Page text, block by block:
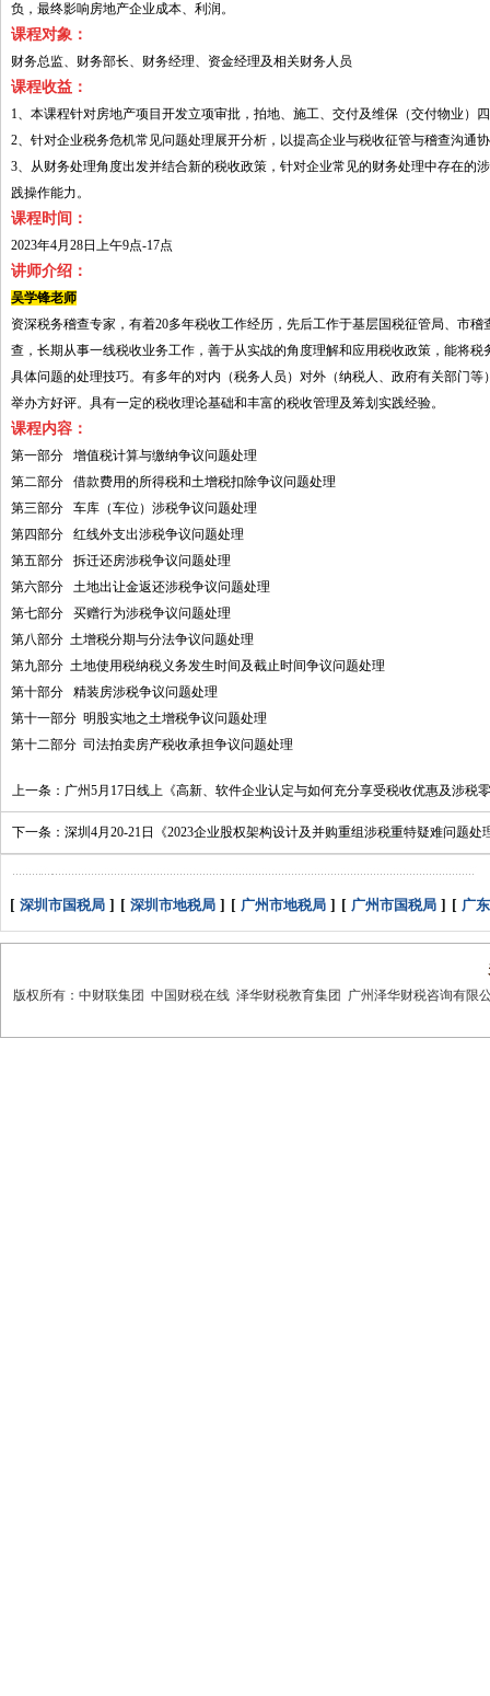
负，最终影响房地产企业成本、利润。
课程对象：
财务总监、财务部长、财务经理、资金经理及相关财务人员
课程收益：
1、本课程针对房地产项目开发立项审批，拍地、施工、交付及维保（交付物业）
2、针对企业税务危机常见问题处理展开分析，以提高企业与税收征管与稽查沟通
3、从财务处理角度出发并结合新的税收政策，针对企业常见的财务处理中存在的
践操作能力。
课程时间：
2023年4月28日上午9点-17点
讲师介绍：
吴学锋老师
资深税务稽查专家，有着20多年税收工作经历，先后工作于基层国税征管局、市
查，长期从事一线税收业务工作，善于从实战的角度理解和应用税收政策，能将
具体问题的处理技巧。有多年的对内（税务人员）对外（纳税人、政府有关部门
举办方好评。具有一定的税收理论基础和丰富的税收管理及筹划实践经验。
课程内容：
第一部分 增值税计算与缴纳争议问题处理
第二部分 借款费用的所得税和土增税扣除争议问题处理
第三部分 车库（车位）涉税争议问题处理
第四部分 红线外支出涉税争议问题处理
第五部分 拆迁还房涉税争议问题处理
第六部分 土地出让金返还涉税争议问题处理
第七部分 买赠行为涉税争议问题处理
第八部分 土增税分期与分法争议问题处理
第九部分 土地使用税纳税义务发生时间及截止时间争议问题处理
第十部分 精装房涉税争议问题处理
第十一部分 明股实地之土增税争议问题处理
第十二部分 司法拍卖房产税收承担争议问题处理
上一条： 广州5月17日线上《高新、软件企业认定与如何充分享受税收优惠及涉税
下一条： 深圳4月20-21日《2023企业股权架构设计及并购重组涉税重特疑难问题
[ 深圳市国税局] [ 深圳市地税局] [ 广州市地税局] [ 广州市国税局] [ 广
版权所有：中财联集团 中国财税在线 泽华财税教育集团 广州泽华财税咨询有限